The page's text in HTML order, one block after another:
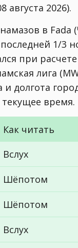
2026).
в Fada
1/3
при
лига
текущее время.
Как читать
Вслух
Шёпотом
Шёпотом
Вслух